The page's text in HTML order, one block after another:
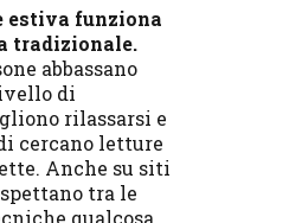
estiva funziona
tradizionale.
abbassano
di
rilassarsi e
cercano letture
Anche su siti
tra le
qualcosa